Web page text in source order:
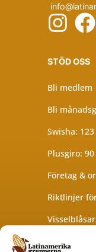
STÖD OSS
Bli medlem
Bli
Swisha:
Plusgiro:
Företag &
Riktlinjer